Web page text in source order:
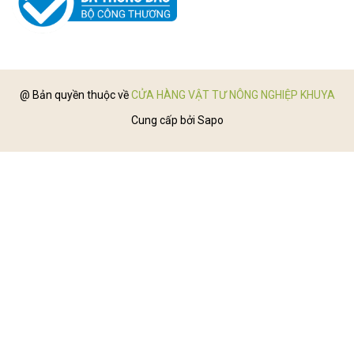
@ Bản quyền thuộc vềCỬA HÀNG VẬT TƯ NÔNG NGHIỆP KHUYA
Cung cấp bởi Sapo